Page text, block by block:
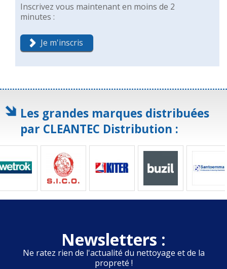
Inscrivez vous maintenant en moins de 2
minutes :
Je m'inscris
Les grandes marques distribuées
par CLEANTEC Distribution :
Newsletters :
Ne ratez rien de l'actualité du nettoyage et de la
propreté !